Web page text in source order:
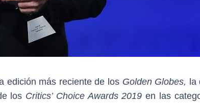
edición más reciente de los Golden Globes, la
los Critics’ Choice Awards 2019 en las